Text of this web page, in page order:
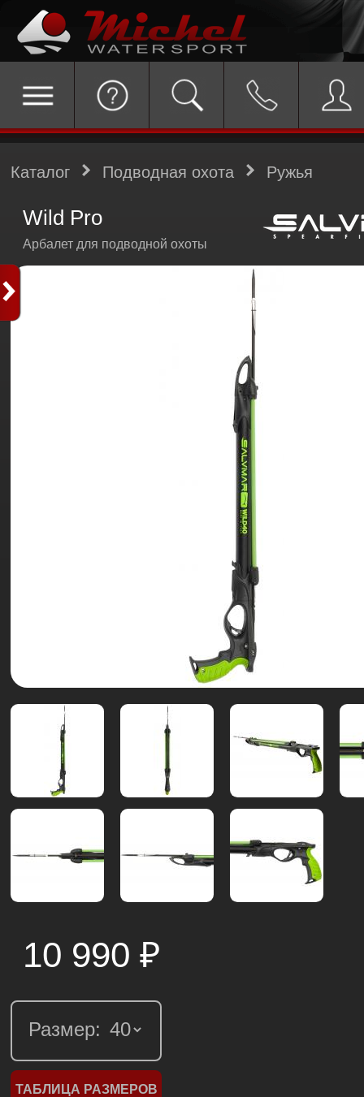
Каталог Подводная охота Ружья
Wild Pro
Арбалет для подводной охоты
10 990 ₽
Размер:
ТАБЛИЦА РАЗМЕРОВ